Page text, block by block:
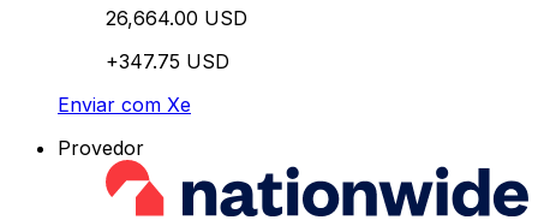
26,664.00 USD
+347.75 USD
Enviar com Xe
Provedor